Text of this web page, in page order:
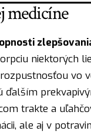
medicíne
niektorých
vo
trakte a
ale aj v